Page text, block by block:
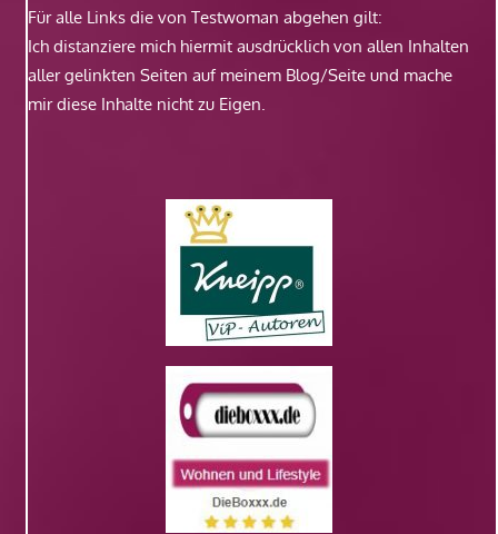
Für alle Links die von Testwoman abgehen gilt:
Ich distanziere mich hiermit ausdrücklich von allen Inhalten
aller gelinkten Seiten auf meinem Blog/Seite und mache
mir diese Inhalte nicht zu Eigen.